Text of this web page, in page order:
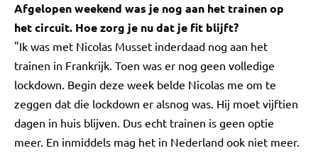
Afgelopen weekend was je nog aan het trainen op
het circuit. Hoe zorg je nu dat je fit blijft?
"Ik was met Nicolas Musset inderdaad nog aan het
trainen in Frankrijk. Toen was er nog geen volledige
lockdown. Begin deze week belde Nicolas me om te
zeggen dat die lockdown er alsnog was. Hij moet vijftien
dagen in huis blijven. Dus echt trainen is geen optie
meer. En inmiddels mag het in Nederland ook niet meer.